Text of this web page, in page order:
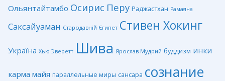
Ольянтайтамбо Осирис Перу Раджастхан Рамаяна
Саксайуаман Стародавній Єгипет Стивен Хокинг
Україна Хью Эверетт Шива Ярослав Мудрий буддизм инки
карма майя параллельные миры сансара сознание